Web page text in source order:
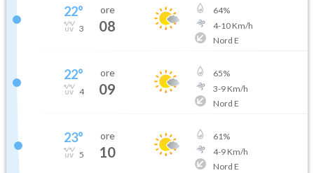
22°
3
ore
08
64%
4-10Km/h
Nord E
22°
4
ore
09
65%
3-9Km/h
Nord E
23°
5
ore
10
61%
4-9Km/h
Nord E